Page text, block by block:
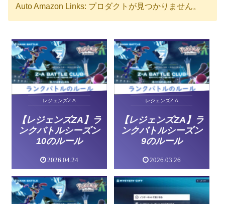
Auto Amazon Links: プロダクトが見つかりません。
レジェンズZ-A
【レジェンズZA】ラ
ンクバトルシーズン
10のルール
2026.04.24
レジェンズZ-A
【レジェンズZA】ラ
ンクバトルシーズン
9のルール
2026.03.26